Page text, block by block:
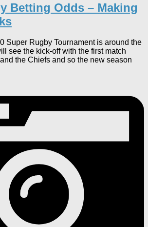
Betting Odds – Making
Super Rugby Tournament is around the
see the kick-off with the first match
the Chiefs and so the new season